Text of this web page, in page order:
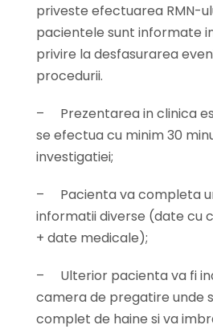
priveste efectuarea RMN-
pacientele sunt informate
privire la desfasurarea
procedurii.
–
Prezentarea in clinica
se efectua cu minim 30
investigatiei;
–
Pacienta va completa
informatii diverse (date cu
+ date medicale);
–
Ulterior pacienta va fi
camera de pregatire unde
complet de haine si va